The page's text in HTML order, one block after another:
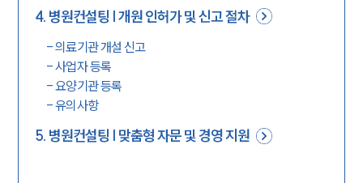
4. 병원컨설팅 | 개원 인허가 및 신고 절차
-의료기관 개설 신고
-사업자 등록
-요양기관 등록
-유의사항
5. 병원컨설팅 | 맞춤형 자문 및 경영 지원